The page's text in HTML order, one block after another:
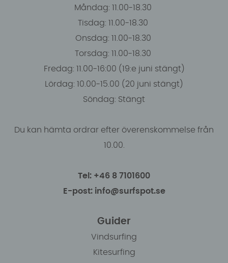
Måndag: 11.00-18.30
Tisdag: 11.00-18.30
Onsdag: 11.00-18.30
Torsdag: 11.00-18.30
Fredag: 11.00-16:00 (19:e juni stängt)
Lördag: 10.00-15.00 (20 juni stängt)
Söndag: Stängt
Du kan hämta ordrar efter överenskommelse från
10.00.
Tel: +46 8 7101600
E-post: info@surfspot.se
Guider
Vindsurfing
Kitesurfing